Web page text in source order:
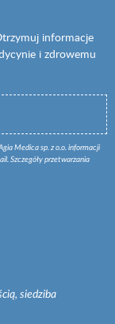
informacje
i zdrowemu
Medica sp. z o.o. informacji
Szczegóły przetwarzania
siedziba